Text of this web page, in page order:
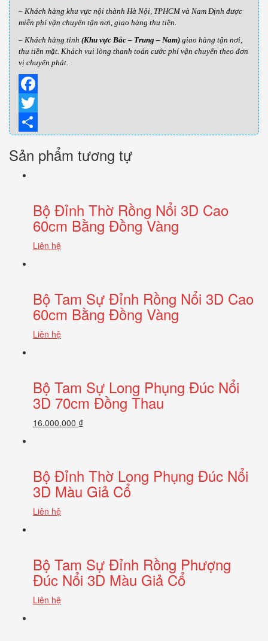
– Khách hàng khu vực nội thành Hà Nội, TPHCM và Nam Định được
miễn phí vận chuyển tận nơi, giao hàng thu tiền.
– Khách hàng tỉnh (Khu vực Bắc – Trung – Nam) giao hàng tận nơi,
thu tiền mặt. Khách vui lòng thanh toán cước phí vận chuyển theo đơn
vị chuyển phát.
Facebook
Twitter
Sản phẩm tương tự
Bộ Đỉnh Thờ Rồng Nổi 3D Cao
60cm Bằng Đồng Vàng
Liên hệ
Bộ Tam Sự Đỉnh Rồng Nổi 3D Cao
60cm Bằng Đồng Vàng
Liên hệ
Bộ Tam Sự Long Phụng Đúc Nổi
3D 70cm Đồng Thau
16.000.000 ₫
Bộ Đỉnh Thờ Long Phụng Đúc Nổi
3D Màu Giả Cổ
Liên hệ
Bộ Tam Sự Đỉnh Rồng Phượng
Đúc Nổi 3D Màu Giả Cổ
Liên hệ